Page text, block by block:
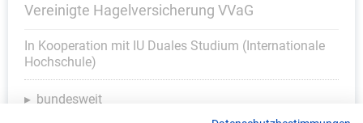
Vereinigte Hagelversicherung VVaG
In Kooperation mit IU Duales Studium (Internationale
Hochschule)
bundesweit